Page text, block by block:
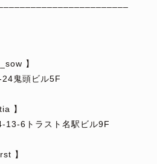
】
鬼頭ビル5F
】
13-6トラスト名駅ビル9F
】